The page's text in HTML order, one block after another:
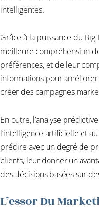
intelligentes.
Grâce à la puissance du
meilleure compréhension
préférences, et de leur
informations pour
créer des campagnes
En outre, l’analyse
l’intelligence artificielle et
prédire avec un degré de
clients, leur donner un
des décisions basées sur
L’essor Du